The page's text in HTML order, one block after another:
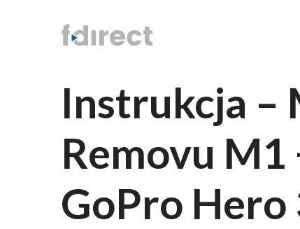
Instrukcja –
Removu
GoPro Hero